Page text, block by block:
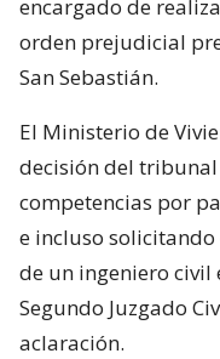
encargado de
orden prejudicial
San Sebastián.
El Ministerio de
decisión del
competencias por
e incluso
de un ingeniero civil
Segundo Juzgado
aclaración.